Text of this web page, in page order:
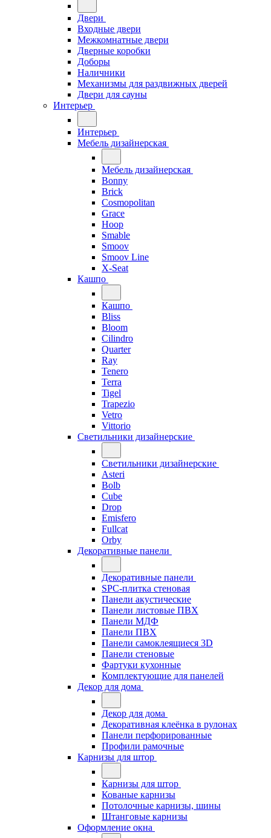
Двери
Входные двери
Межкомнатные двери
Дверные коробки
Доборы
Наличники
Механизмы для раздвижных дверей
Двери для сауны
Интерьер
Интерьер
Мебель дизайнерская
Мебель дизайнерская
Bonny
Brick
Cosmopolitan
Grace
Hoop
Smable
Smoov
Smoov Line
X-Seat
Кашпо
Кашпо
Bliss
Bloom
Cilindro
Quarter
Ray
Tenero
Terra
Tigel
Trapezio
Vetro
Vittorio
Светильники дизайнерские
Светильники дизайнерские
Asteri
Bolb
Cube
Drop
Emisfero
Fullcat
Orby
Декоративные панели
Декоративные панели
SPC-плитка стеновая
Панели акустические
Панели листовые ПВХ
Панели МДФ
Панели ПВХ
Панели самоклеящиеся 3D
Панели стеновые
Фартуки кухонные
Комплектующие для панелей
Декор для дома
Декор для дома
Декоративная клеёнка в рулонах
Панели перфорированные
Профили рамочные
Карнизы для штор
Карнизы для штор
Кованые карнизы
Потолочные карнизы, шины
Штанговые карнизы
Оформление окна